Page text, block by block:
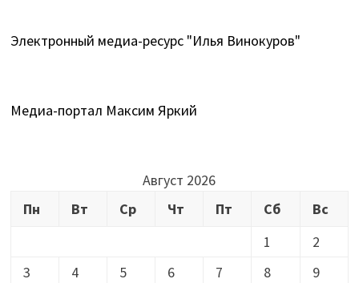
Электронный медиа-ресурс "Илья Винокуров"
Медиа-портал Максим Яркий
Август 2026
Пн
Вт Ср Чт Пт Сб
Вс
1
2
3
4 5 6 7 8
9